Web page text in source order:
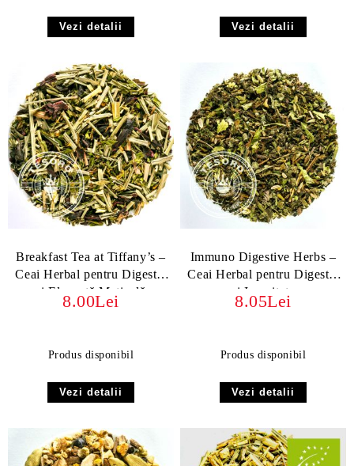
Vezi detalii Vezi detalii
Breakfast Tea at Tiffany’s –
Ceai Herbal pentru Digestie
și Eleganță Matinală
8.00Lei
Produs disponibil
Vezi detalii
Immuno Digestive Herbs –
Ceai Herbal pentru Digestie
și Imunitate
8.05Lei
Produs disponibil
Vezi detalii